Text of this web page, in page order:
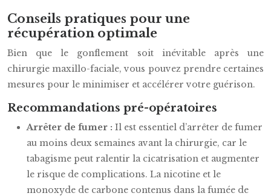
Conseils pratiques pour une
récupération optimale
Bien que le gonflement soit inévitable après une
chirurgie maxillo-faciale, vous pouvez prendre certaines
mesures pour le minimiser et accélérer votre guérison.
Recommandations pré-opératoires
Arrêter de fumer : Il est essentiel d’arrêter de fumer
au moins deux semaines avant la chirurgie, car le
tabagisme peut ralentir la cicatrisation et augmenter
le risque de complications. La nicotine et le
monoxyde de carbone contenus dans la fumée de